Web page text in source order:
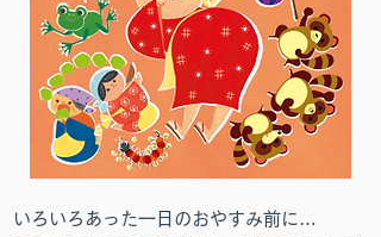
いろいろあった一日のおやすみ前に…